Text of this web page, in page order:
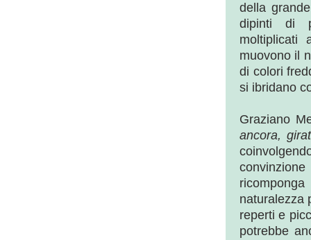
della
dipinti di
moltiplicati
muovono il
di colori
si ibridano
Graziano
ancora,
naturalezza
reperti e
potrebbe